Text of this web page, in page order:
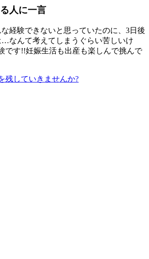
人に一言
経験できないと思っていたのに、3日後
…なんて考えてしまうぐらい苦しいけ
です!!妊娠生活も出産も楽しんで挑んで
残していきませんか?